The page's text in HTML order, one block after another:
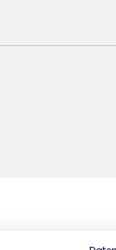
znajdź nas na